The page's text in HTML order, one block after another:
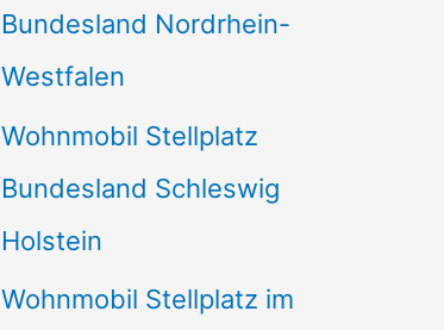
a
c
h
:
Bundesland Nordrhein-
Westfalen
Wohnmobil Stellplatz
Bundesland Schleswig
Holstein
Wohnmobil Stellplatz im